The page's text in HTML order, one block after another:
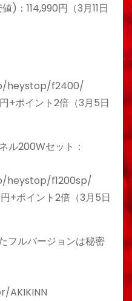
)：114,990円（3月11日
heystop/f2400/
+ポイント2倍（3月5日
ル200Wセット：
heystop/f1200sp/
+ポイント2倍（3月5日
フルバージョンは秘密